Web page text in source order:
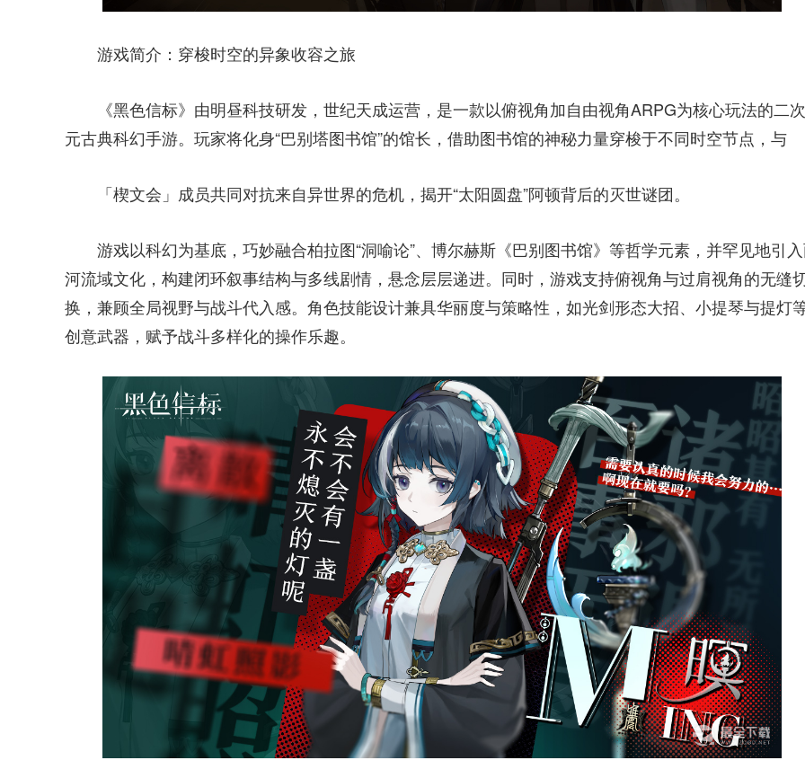
游戏简介：穿梭时空的异象收容之旅
《黑色信标》由明昼科技研发，世纪天成运营，是一款以俯视角加自由视角ARPG为核心玩法的二次
元古典科幻手游。玩家将化身“巴别塔图书馆”的馆长，借助图书馆的神秘力量穿梭于不同时空节点，与
「楔文会」成员共同对抗来自异世界的危机，揭开“太阳圆盘”阿顿背后的灭世谜团。
游戏以科幻为基底，巧妙融合柏拉图“洞喻论”、博尔赫斯《巴别图书馆》等哲学元素，并罕见地引
河流域文化，构建闭环叙事结构与多线剧情，悬念层层递进。同时，游戏支持俯视角与过肩视角的无缝
换，兼顾全局视野与战斗代入感。角色技能设计兼具华丽度与策略性，如光剑形态大招、小提琴与提灯
创意武器，赋予战斗多样化的操作乐趣。